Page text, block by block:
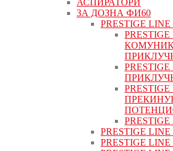
АСПИРАТОРИ
ЗА ДОЗНА ФИ60
PRESTIGE
PRESTIGE
PRESTIGE
PRESTIGE
PRESTIGE
PRESTIGE